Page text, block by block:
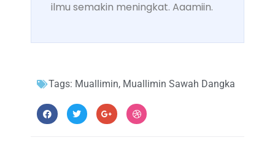
ilmu semakin meningkat. Aaamiin.
Tags: Muallimin, Muallimin Sawah Dangka